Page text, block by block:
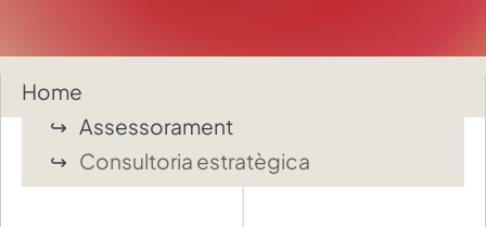
Home
Assessorament
Consultoria estratègica